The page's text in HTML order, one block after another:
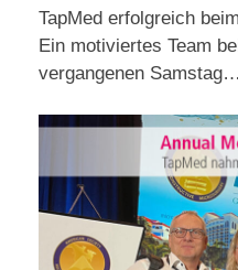
TapMed erfolgreich
Ein motiviertes Team
vergangenen Samstag…